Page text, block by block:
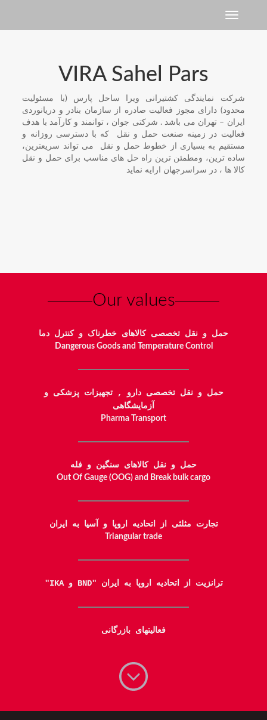
Toggle navigation
VIRA Sahel Pars
شرکت نمایندگی کشتیرانی ویرا ساحل پارس (با مسئولیت
محدود) دارای مجوز فعالیت صادره از سازمان بنادر و دریانوردی
ایران – تهران می باشد . شرکتی جوان ، توانمند و کارآمد با هدف
فعالیت در زمینه صنعت حمل و نقل که با دسترسی روزانه و
مستقیم به بسیاری از خطوط حمل و نقل می تواند سریعترین،
ساده ترین، ومطمئن ترین راه حل های مناسب برای حمل و نقل
کالا ها ، در سراسرجهان ارایه نماید
Our values
حمل و نقل تخصصی کالاهای خطرناک و کنترل دما
Dangerous Goods and Temperature Control
حمل و نقل تخصصی دارو , تجهیزات پزشکی و
آزمایشگاهی
Pharma Transport
حمل و نقل کالاهای سنگین و فله
Out Of Gauge (OOG) and Break bulk cargo
تجارت مثلثی از اتحادیه اروپا و آسیا به ایران
Triangular trade
ترانزیت از اتحادیه اروپا به ایران "BND و IKA"
فعالیتهای بازرگانی